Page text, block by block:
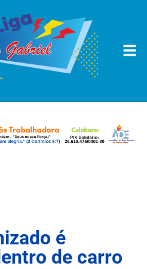
é
de carro